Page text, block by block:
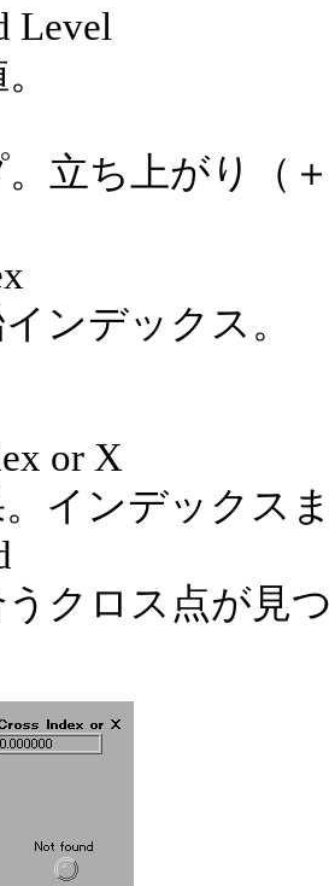
Level
。立ち上がり（
ンデックス。
or X
インデックス
クロス点が見